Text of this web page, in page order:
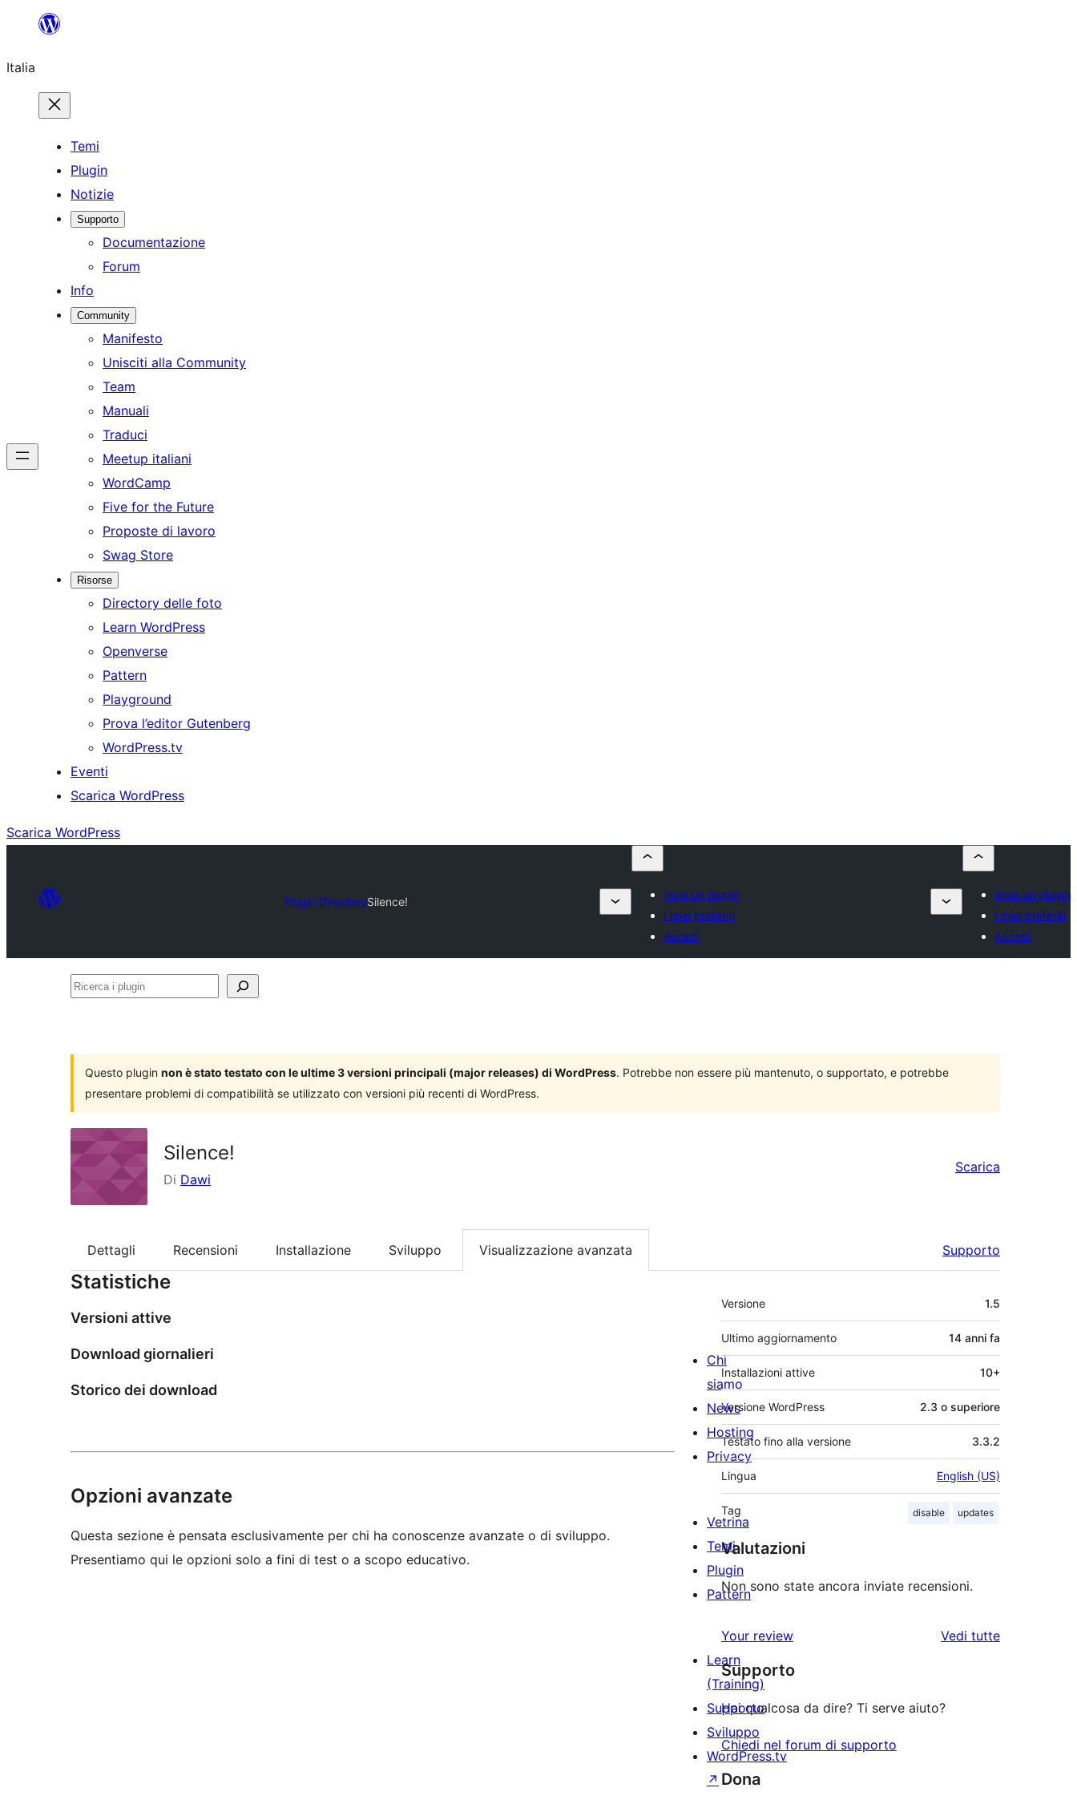
contenuto
Italia
Temi
Plugin
Notizie
Supporto
Documentazione
Forum
Info
Community
Manifesto
Unisciti alla Community
Team
Manuali
Traduci
Meetup italiani
WordCamp
Five for the Future
Proposte di lavoro
Swag Store
Risorse
Directory delle foto
Learn WordPress
Openverse
Pattern
Playground
Prova l’editor Gutenberg
WordPress.tv
Eventi
Scarica WordPress
Scarica WordPress
Plugin DirectorySilence!
Invia un plugin
I miei preferiti
Accedi
Invia un plugin
I miei preferiti
Accedi
Ricerca
Questo plugin non è stato testato con le ultime 3 versioni principali (major releases) di WordPress. Potrebbe non essere più mantenuto, o supportato, e potrebbe
presentare problemi di compatibilità se utilizzato con versioni più recenti di WordPress.
Silence!
Di Dawi
Scarica
Dettagli Recensioni Installazione Sviluppo Visualizzazione avanzata Supporto
Statistiche
Versioni attive
Download giornalieri
Storico dei download
Opzioni avanzate
Questa sezione è pensata esclusivamente per chi ha conoscenze avanzate o di sviluppo.
Presentiamo qui le opzioni solo a fini di test o a scopo educativo.
Meta
Versione 1.5
Ultimo aggiornamento 14 anni fa
Installazioni attive 10+
Versione WordPress 2.3 o superiore
Testato fino alla versione 3.3.2
Lingua English (US)
Tag disable updates
Valutazioni
Non sono state ancora inviate recensioni.
Your review Vedi tuttele
Supporto
Hai qualcosa da dire? Ti serve aiuto?
Chiedi nel forum di supporto
Dona
Chi
siamo
News
Hosting
Privacy
Vetrina
Temi
Plugin
Pattern
Learn
(Training)
Supporto
Sviluppo
WordPress.tv
↗